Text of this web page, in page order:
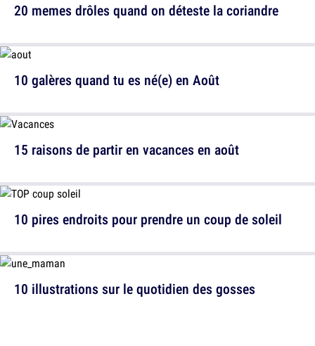
10 galères quand tu es né(e) en Août
10 pires endroits pour prendre un coup de soleil
20 memes drôles quand on déteste la coriandre
15 raisons de partir en vacances en août
10 illustrations sur le quotidien des gosses